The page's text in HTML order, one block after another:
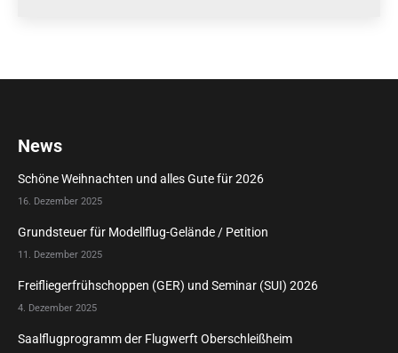
News
Schöne Weihnachten und alles Gute für 2026
16. Dezember 2025
Grundsteuer für Modellflug-Gelände / Petition
11. Dezember 2025
Freifliegerfrühschoppen (GER) und Seminar (SUI) 2026
4. Dezember 2025
Saalflugprogramm der Flugwerft Oberschleißheim